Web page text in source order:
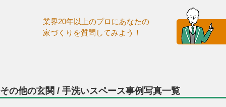
業界20年以上のプロにあなたの
家づくりを質問してみよう！
その他の玄関 / 手洗いスペース事例写真一覧